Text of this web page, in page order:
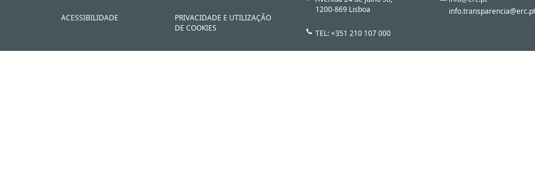
ACESSIBILIDADE
PRIVACIDADE E UTILIZAÇÃO
DE COOKIES
1200-869 Lisboa
TEL: +351 210 107 000
info.transparencia@erc.pt